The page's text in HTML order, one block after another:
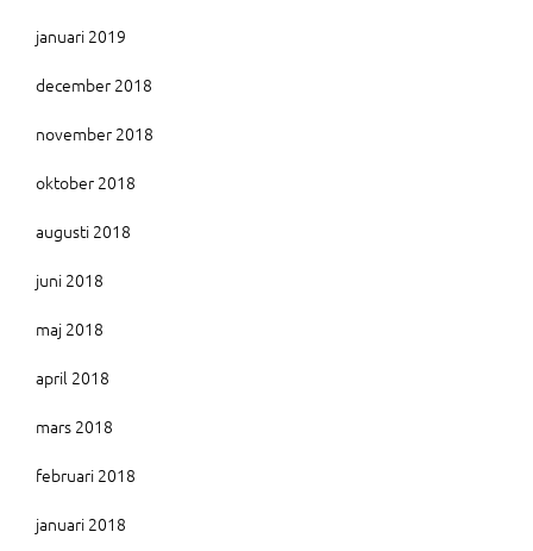
januari 2019
december 2018
november 2018
oktober 2018
augusti 2018
juni 2018
maj 2018
april 2018
mars 2018
februari 2018
januari 2018